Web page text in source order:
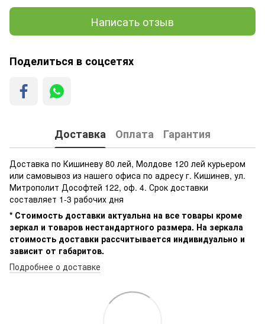
Написать отзыв
Поделиться в соцсетях
Доставка Оплата Гарантия
Доставка по Кишиневу 80 лей, Молдове 120 лей курьером
или самовывоз из нашего офиса по адресу г. Кишинев, ул.
Митрополит Дософтей 122, оф. 4. Срок доставки
составляет 1-3 рабочих дня
* Стоимость доставки актуальна на все товары кроме
зеркал и товаров нестандартного размера. На зеркала
стоимость доставки рассчитывается индивидуально и
зависит от габаритов.
Подробнее о доставке